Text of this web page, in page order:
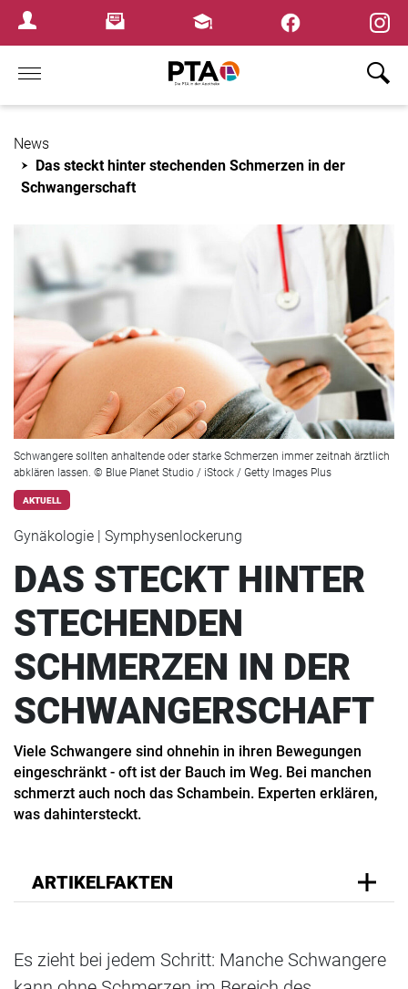
Login MenuNewsletterFortbildungen
Home
News
Das steckt hinter stechenden Schmerzen in der
Schwangerschaft
Schwangere sollten anhaltende oder starke Schmerzen immer zeitnah ärztlich
abklären lassen. © Blue Planet Studio / iStock / Getty Images Plus
AKTUELL
Gynäkologie | Symphysenlockerung
DAS STECKT HINTER
STECHENDEN
SCHMERZEN IN DER
SCHWANGERSCHAFT
Viele Schwangere sind ohnehin in ihren Bewegungen
eingeschränkt - oft ist der Bauch im Weg. Bei manchen
schmerzt auch noch das Schambein. Experten erklären,
was dahintersteckt.
ARTIKELFAKTEN
Es zieht bei jedem Schritt: Manche Schwangere
×